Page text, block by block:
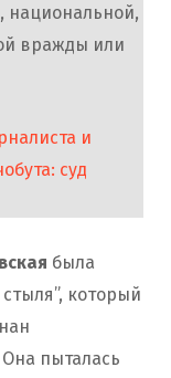
национальной,
вражды или
и
суд
была
который
Она пыталась